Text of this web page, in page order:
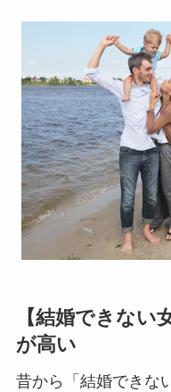
【結婚できな
が高い
昔から「結婚できな